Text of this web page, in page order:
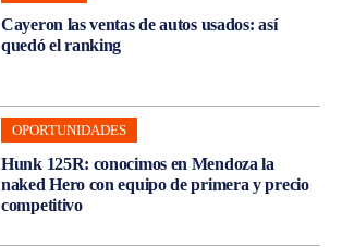
Cayeron las ventas de autos usados: así
quedó el ranking
OPORTUNIDADES
Hunk 125R: conocimos en Mendoza la
naked Hero con equipo de primera y precio
competitivo